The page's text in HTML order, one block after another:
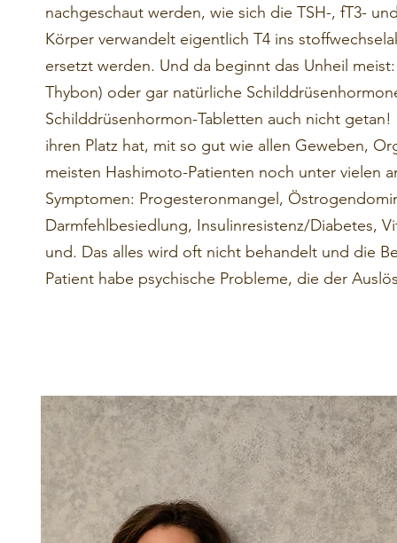
nachgeschaut werden, wie sich die TSH-, fT3-
Körper verwandelt eigentlich T4 ins
ersetzt werden. Und da beginnt das Unheil
Thybon) oder gar natürliche
Schilddrüsenhormon-Tabletten auch nicht
ihren Platz hat, mit so gut wie allen Geweben,
meisten Hashimoto-Patienten noch unter vielen
Symptomen: Progesteronmangel,
Darmfehlbesiedlung, Insulinresistenz/Diabetes,
und. Das alles wird oft nicht behandelt und die
Patient habe psychische Probleme, die der